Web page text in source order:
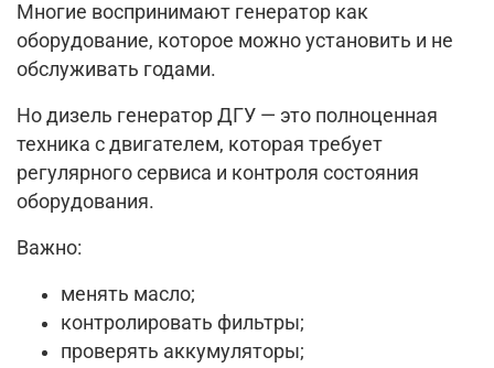
Многие воспринимают генератор как
оборудование, которое можно установить и не
обслуживать годами.
Но дизель генератор ДГУ — это полноценная
техника с двигателем, которая требует
регулярного сервиса и контроля состояния
оборудования.
Важно:
менять масло;
контролировать фильтры;
проверять аккумуляторы;